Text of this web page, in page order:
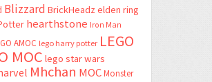
Blizzard BrickHeadz elden ring
hearthstone Iron Man
AMOC lego harry potter LEGO
MOC lego star wars
Mhchan MOC Monster